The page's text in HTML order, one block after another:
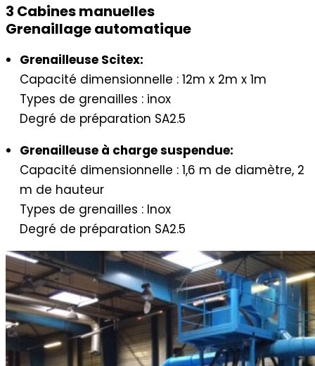
3 Cabines manuelles
Grenaillage automatique
Grenailleuse Scitex:
Capacité dimensionnelle : 12m x 2m x 1m
Types de grenailles : inox
Degré de préparation SA2.5
Grenailleuse à charge suspendue:
Capacité dimensionnelle : 1,6 m de diamètre, 2
m de hauteur
Types de grenailles : Inox
Degré de préparation SA2.5